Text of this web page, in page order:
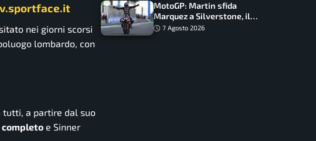
nei giorni scorsi
lombardo, con
tutti, a partire dal suo
e Sinner
MotoGP: Martin sfida
Marquez a Silverstone, il
programma e gli orari
7 Agosto 2026